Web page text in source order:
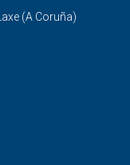
(A Coruña)